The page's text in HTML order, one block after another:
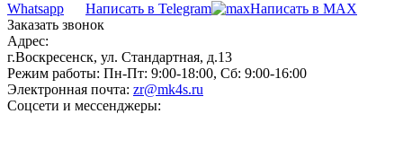
Whatsapp
Написать в Telegram
Написать в MAX
Заказать звонок
Адрес:
г.Воскресенск, ул. Стандартная, д.13
Режим работы: Пн-Пт: 9:00-18:00, Сб: 9:00-16:00
Электронная почта: zr@mk4s.ru
Соцсети и мессенджеры: